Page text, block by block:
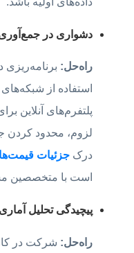
دشواری در جمع‌آوری
راه‌حل: برنامه‌ریزی
استفاده از
پلتفرم‌های آنلاین
لزوم، محدود کردن
درک جزئیات قیمت‌ها
است با متخصصین
پیچیدگی تحلیل
راه‌حل: شرکت در